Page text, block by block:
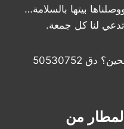
في 3 دقايق ووصلناها بيتها بالسلامة…
لنا كل جمعة.
تحتاج تاكسي في الصليبخات الحين؟ دق 50530752
من